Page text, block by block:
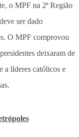
o MPF na 2ª Região
ser dado
O MPF comprovou
deixaram de
a líderes católicos e